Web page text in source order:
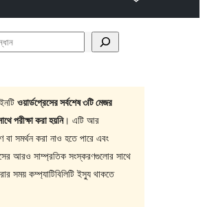
ওয়ার্ডপ্রেসের সর্বশেষ ৩টি মেজর
পরীক্ষা করা হয়নি। এটি আর
বা সমর্থন করা নাও হতে পারে এবং
আরও সাম্প্রতিক সংস্করণগুলোর সাথে
সময় কম্প্যাটিবিলিটি ইস্যু থাকতে